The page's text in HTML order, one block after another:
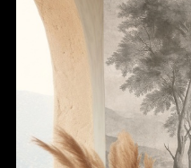
iau nastere si se ascund in
agata de peretii casei tale.
Cromatica folosita este una
scoate in evidenta o
dintre reverie si realitate.
forme care se pierd usor in
acele amintiri si senzatii ce
calmul in pauzele din zi. Ele
insa o simplitate invaluita in